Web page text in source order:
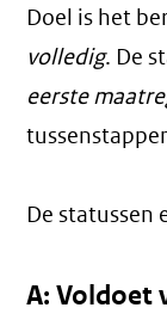
Doel is het
volledig. De
eerste
De statussen
A: Voldoet